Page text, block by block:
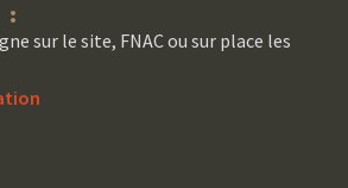
:
sur le site, FNAC ou sur place les